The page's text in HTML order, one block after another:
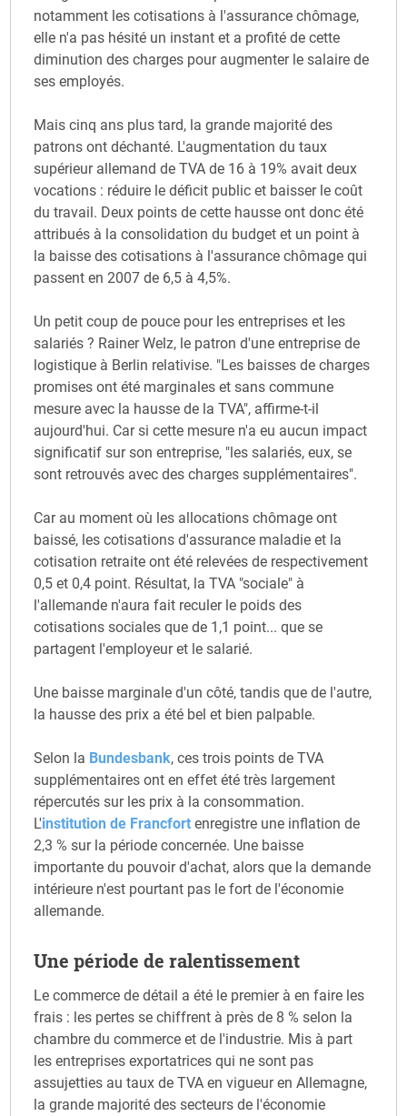
notamment les cotisations à l'assurance chômage,
elle n'a pas hésité un instant et a profité de cette
diminution des charges pour augmenter le salaire de
ses employés.
Mais cinq ans plus tard, la grande majorité des
patrons ont déchanté. L'augmentation du taux
supérieur allemand de TVA de 16 à 19% avait deux
vocations : réduire le déficit public et baisser le coût
du travail. Deux points de cette hausse ont donc été
attribués à la consolidation du budget et un point à
la baisse des cotisations à l'assurance chômage qui
passent en 2007 de 6,5 à 4,5%.
Un petit coup de pouce pour les entreprises et les
salariés ? Rainer Welz, le patron d'une entreprise de
logistique à Berlin relativise. "Les baisses de charges
promises ont été marginales et sans commune
mesure avec la hausse de la TVA", affirme-t-il
aujourd'hui. Car si cette mesure n'a eu aucun impact
significatif sur son entreprise, "les salariés, eux, se
sont retrouvés avec des charges supplémentaires".
Car au moment où les allocations chômage ont
baissé, les cotisations d'assurance maladie et la
cotisation retraite ont été relevées de respectivement
0,5 et 0,4 point. Résultat, la TVA "sociale" à
l'allemande n'aura fait reculer le poids des
cotisations sociales que de 1,1 point... que se
partagent l'employeur et le salarié.
Une baisse marginale d'un côté, tandis que de l'autre,
la hausse des prix a été bel et bien palpable.
Selon la Bundesbank, ces trois points de TVA
supplémentaires ont en effet été très largement
répercutés sur les prix à la consommation.
L'institution de Francfort enregistre une inflation de
2,3 % sur la période concernée. Une baisse
importante du pouvoir d'achat, alors que la demande
intérieure n'est pourtant pas le fort de l'économie
allemande.
Une période de ralentissement
Le commerce de détail a été le premier à en faire les
frais : les pertes se chiffrent à près de 8 % selon la
chambre du commerce et de l'industrie. Mis à part
les entreprises exportatrices qui ne sont pas
assujetties au taux de TVA en vigueur en Allemagne,
la grande majorité des secteurs de l'économie